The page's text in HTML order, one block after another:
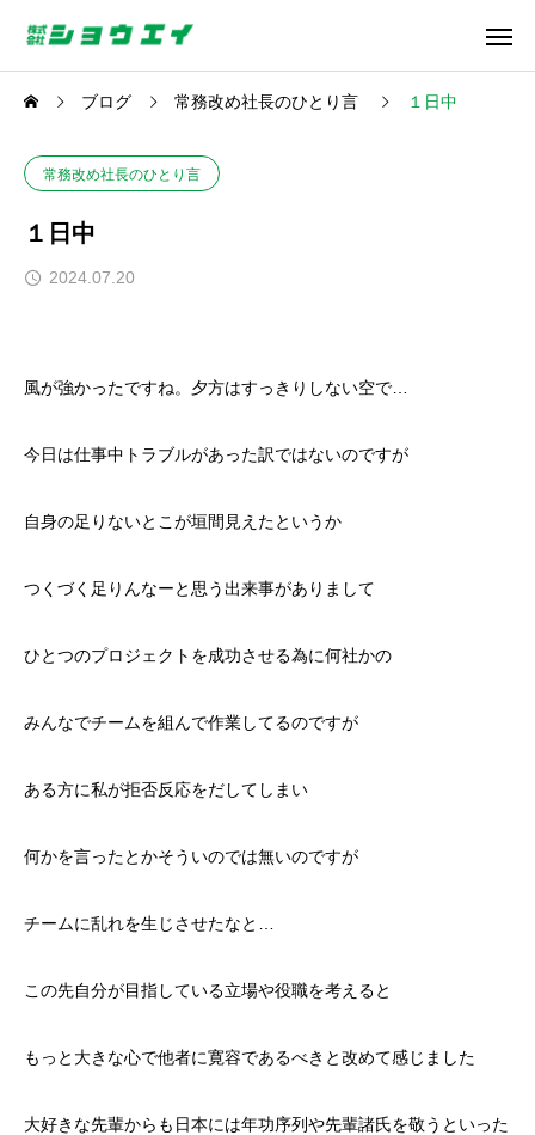
ブログ 常務改め社長のひとり言 １日中
常務改め社長のひとり言
１日中
2024.07.20
風が強かったですね。夕方はすっきりしない空で…
今日は仕事中トラブルがあった訳ではないのですが
自身の足りないとこが垣間見えたというか
つくづく足りんなーと思う出来事がありまして
ひとつのプロジェクトを成功させる為に何社かの
みんなでチームを組んで作業してるのですが
ある方に私が拒否反応をだしてしまい
何かを言ったとかそういのでは無いのですが
チームに乱れを生じさせたなと…
この先自分が目指している立場や役職を考えると
もっと大きな心で他者に寛容であるべきと改めて感じました
大好きな先輩からも日本には年功序列や先輩諸氏を敬うといった